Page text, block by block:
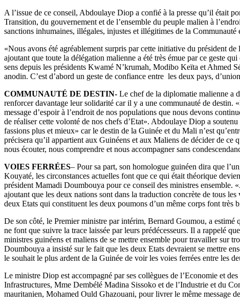
A l’issue de ce conseil, Abdoulaye Diop a confié à la presse qu’il était
Transition, du gouvernement et de l’ensemble du peuple malien à
sanctions inhumaines, illégales, injustes et illégitimes de la
«Nous avons été agréablement surpris par cette initiative du président
ajoutant que toute la délégation malienne a été très émue par ce geste
sens depuis les présidents Kwamé N’krumah, Modibo Keïta et Ahmed
anodin. C’est d’abord un geste de confiance entre les deux pays,
COMMUNAUTÉ DE DESTIN- Le chef de la diplomatie malienne a
renforcer davantage leur solidarité car il y a une communauté de destin.
message d’espoir à l’endroit de nos populations que nous devons
de réaliser cette volonté de nos chefs d’Etat». Abdoulaye Diop a
fassions plus et mieux» car le destin de la Guinée et du Mali n’est
précisera qu’il appartient aux Guinéens et aux Maliens de décider de
nous écouter, nous comprendre et nous accompagner sans
VOIES FERRÉES– Pour sa part, son homologue guinéen dira que
Kouyaté, les circonstances actuelles font que ce qui était théorique
président Mamadi Doumbouya pour ce conseil des ministres ensemble.
ajoutant que les deux nations sont dans la traduction concrète de tous
deux Etats qui constituent les deux poumons d’un même corps font très
De son côté, le Premier ministre par intérim, Bernard Goumou, a estimé
ne font que suivre la trace laissée par leurs prédécesseurs. Il a rappelé
ministres guinéens et maliens de se mettre ensemble pour travailler sur
Doumbouya a insisté sur le fait que les deux Etats devraient se mettre
le souhait le plus ardent de la Guinée de voir les voies ferrées entre les
Le ministre Diop est accompagné par ses collègues de l’Economie et
Infrastructures, Mme Dembélé Madina Sissoko et de l’Industrie et du
mauritanien, Mohamed Ould Ghazouani, pour livrer le même message